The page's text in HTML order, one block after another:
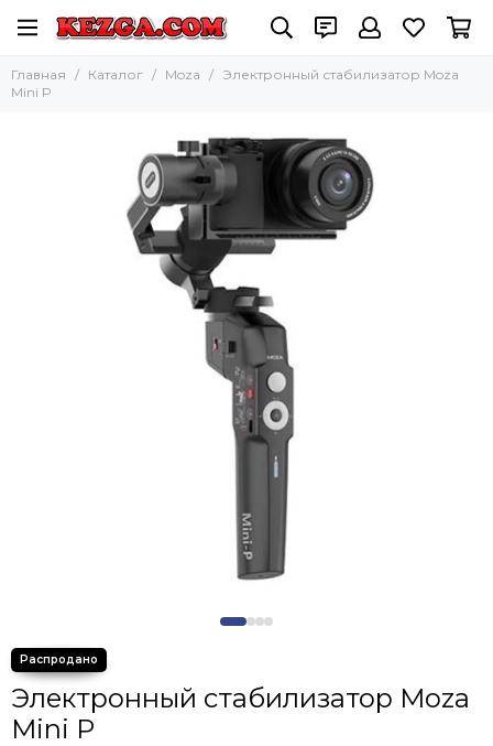
Главная Каталог Moza
Электронный стабилизатор Moza
Mini P
Электронный стабилизатор Moza
Mini P